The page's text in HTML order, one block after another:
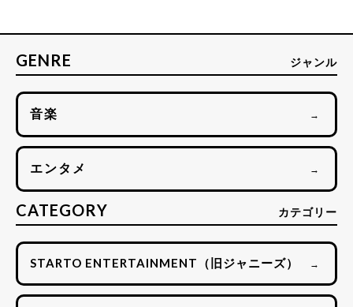
GENRE ジャンル
音楽 →
エンタメ →
CATEGORY カテゴリー
STARTO ENTERTAINMENT（旧ジャニーズ） →